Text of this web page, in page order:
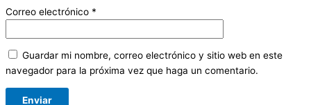
Correo electrónico *
Guardar mi nombre, correo electrónico y sitio web en este
navegador para la próxima vez que haga un comentario.